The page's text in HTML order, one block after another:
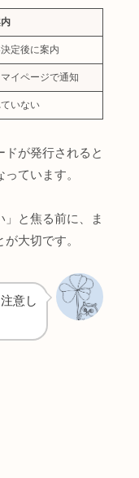
定後に案内
イページで通知
いない
が発行されると
ています。
と焦る前に、ま
大切です。
意し